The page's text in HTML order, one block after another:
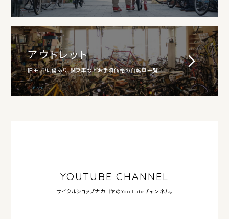
アウトレット
旧モデル、傷あり、試乗車などお手頃価格の自転車一覧
YOUTUBE CHANNEL
サイクルショップナカゴヤのYouTubeチャンネル。